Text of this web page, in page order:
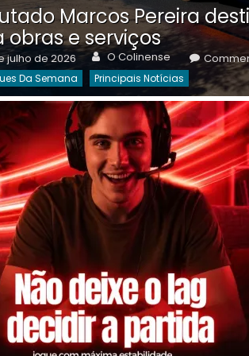
Marcos Pereira
obras e serviços
julho de 2026 Author
O Colinense
Da Semana Principais Notícias